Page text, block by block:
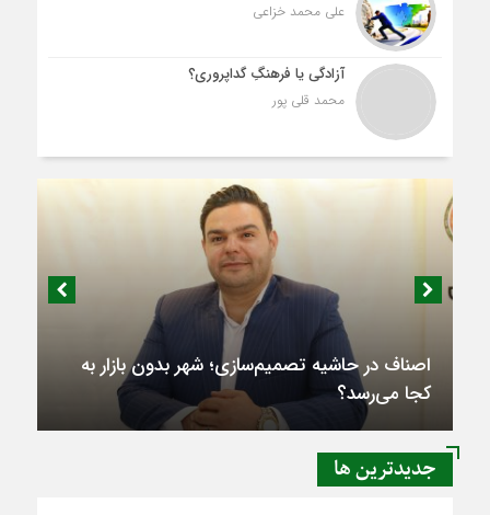
علی محمد خزاعی
آزادگی یا فرهنگِ گداپروری؟
محمد قلی پور
اصناف در حاشیه تصمیم‌سازی؛ شهر بدون بازار به
کجا می‌رسد؟
جديدترين ها